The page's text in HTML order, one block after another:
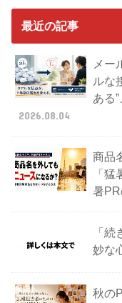
最近の記事
メー
ルな
ある
2026.08.04
商品
「
暑
「
妙な
秋の